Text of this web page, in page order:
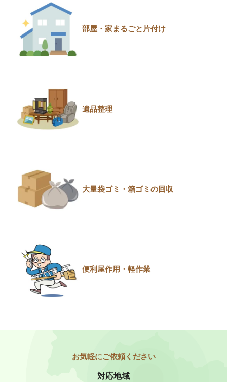
部屋・家まるごと片付け
遺品整理
大量袋ゴミ・箱ゴミの回収
便利屋作用・軽作業
対応地域